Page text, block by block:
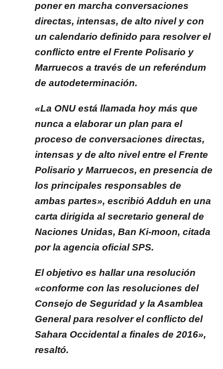
poner en marcha conversaciones
directas, intensas, de alto nivel y con
un calendario definido para resolver el
conflicto entre el Frente Polisario y
Marruecos a través de un referéndum
de autodeterminación.
«La ONU está llamada hoy más que
nunca a elaborar un plan para el
proceso de conversaciones directas,
intensas y de alto nivel entre el Frente
Polisario y Marruecos, en presencia de
los principales responsables de
ambas partes», escribió Adduh en una
carta dirigida al secretario general de
Naciones Unidas, Ban Ki-moon, citada
por la agencia oficial SPS.
El objetivo es hallar una resolución
«conforme con las resoluciones del
Consejo de Seguridad y la Asamblea
General para resolver el conflicto del
Sahara Occidental a finales de 2016»,
resaltó.